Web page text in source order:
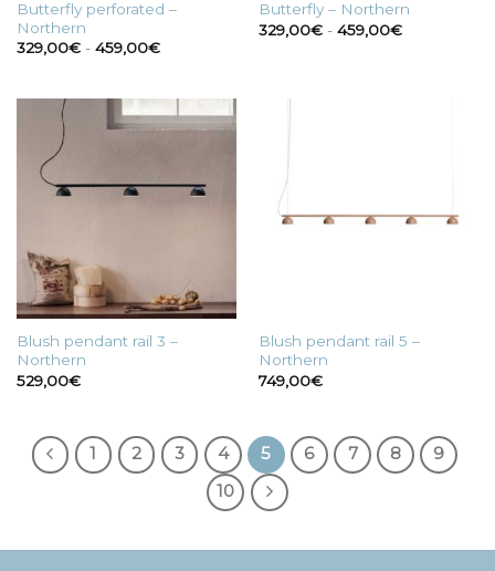
Butterfly perforated –
Northern
329,00€ - 459,00€Fascia
329,00€
a
459,00€
Butterfly – Northern
329,00€ - 459,00€Fascia
Blush pendant rail 3 –
Northern
529,00€
Blush pendant rail 5 –
Northern
749,00€
1 2 3 4 5 6 7 8
9
10